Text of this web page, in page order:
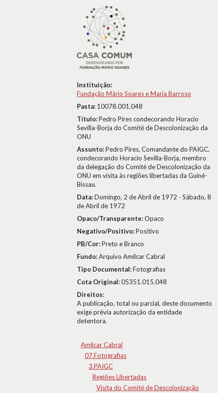
Instituição:
Fundação Mário Soares e Maria Barroso
Pasta: 10078.001.048
Título:Pedro Pires condecorando Horacio
Sevilla-Borja do Comité de Descolonização da
ONU
Assunto:Pedro Pires, Comandante do PAIGC,
condecorando Horacio Sevilla-Borja, membro
da delegação do Comité de Descolonização da
ONU em visita às regiões libertadas da Guiné-
Bissau.
Data:Domingo, 2 de Abril de 1972 - Sábado, 8
de Abril de 1972
Opaco/Transparente:Opaco
Negativo/Positivo:Positivo
PB/Cor:Preto e Branco
Fundo:Arquivo Amílcar Cabral
Tipo Documental:Fotografias
Cota Original:05351.015.048
Direitos:
A publicação, total ou parcial, deste documento
exige prévia autorização da entidade
detentora.
Amílcar Cabral
07.Fotografias
3.PAIGC
Regiões Libertadas
Visita do Comité de Descolonização